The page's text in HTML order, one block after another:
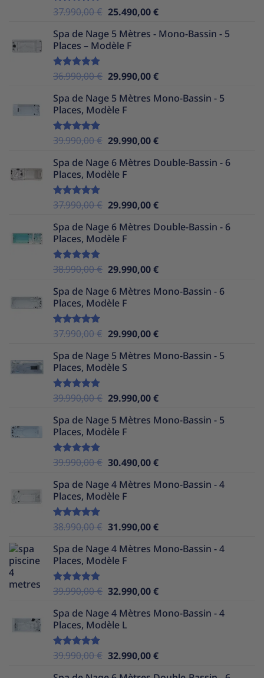
Note5.00
37.990,00€ Le
initial
était :
25.490,00€Le
actuel
Spa de Nage 5 Mètres - Mono-Bassin - 5
Places – Modèle F
Note5.00
36.990,00€ Le
initial
était :
29.990,00€Le
actuel
Spa de Nage 5 Mètres Mono-Bassin - 5
Places, Modèle F
Note5.00
39.990,00€ Le
initial
était :
29.990,00€Le
actuel
Spa de Nage 6 Mètres Double-Bassin - 6
Places, Modèle F
Note5.00
37.990,00€ Le
initial
était :
29.990,00€Le
actuel
Spa de Nage 6 Mètres Double-Bassin - 6
Places, Modèle F
Note5.00
38.990,00€ Le
initial
était :
29.990,00€Le
actuel
Spa de Nage 6 Mètres Mono-Bassin - 6
Places, Modèle F
Note5.00
37.990,00€ Le
initial
était :
29.990,00€Le
actuel
Spa de Nage 5 Mètres Mono-Bassin - 5
Places, Modèle S
Note5.00
39.990,00€ Le
initial
était :
29.990,00€Le
actuel
Spa de Nage 5 Mètres Mono-Bassin - 5
Places, Modèle F
Note5.00
39.990,00€ Le
initial
était :
30.490,00€Le
actuel
Spa de Nage 4 Mètres Mono-Bassin - 4
Places, Modèle F
Note5.00
38.990,00€ Le
initial
était :
31.990,00€Le
actuel
Spa de Nage 4 Mètres Mono-Bassin - 4
Places, Modèle F
Note5.00
39.990,00€ Le
initial
était :
32.990,00€Le
actuel
Spa de Nage 4 Mètres Mono-Bassin - 4
Places, Modèle L
Note5.00
39.990,00€ Le
32.990,00€Le